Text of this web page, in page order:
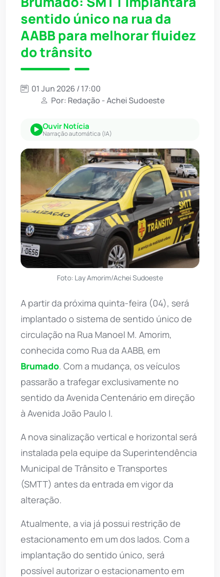
sentido único na rua da
AABB para melhorar fluidez
do trânsito
01 Jun 2026 / 17:00
Por: Redação - Achei Sudoeste
Ouvir Notícia
Narração automática (IA)
Foto: Lay Amorim/Achei Sudoeste
A partir da próxima quinta-feira (04), será
implantado o sistema de sentido único de
circulação na Rua Manoel M. Amorim,
conhecida como Rua da AABB, em
Brumado. Com a mudança, os veículos
passarão a trafegar exclusivamente no
sentido da Avenida Centenário em direção
à Avenida João Paulo I.
A nova sinalização vertical e horizontal será
instalada pela equipe da Superintendência
Municipal de Trânsito e Transportes
(SMTT) antes da entrada em vigor da
alteração.
Atualmente, a via já possui restrição de
estacionamento em um dos lados. Com a
implantação do sentido único, será
possível autorizar o estacionamento em